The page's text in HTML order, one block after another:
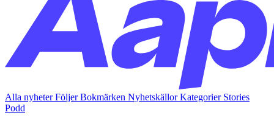
Alla nyheterFöljerBokmärken NyhetskällorKategorier Stories
Podd